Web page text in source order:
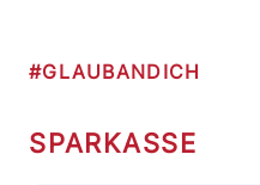
#GLAUBANDICH
SPARKASSE